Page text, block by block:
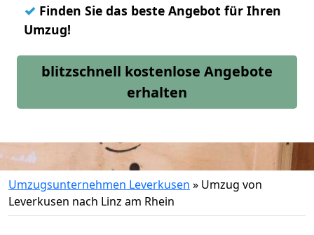
✓ Finden Sie das beste Angebot für Ihren
Umzug!
blitzschnell kostenlose Angebote
erhalten
Umzugsunternehmen Leverkusen » Umzug von
Leverkusen nach Linz am Rhein